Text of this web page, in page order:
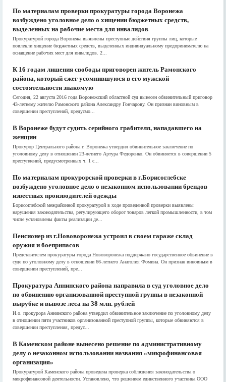
По материалам проверки прокуратуры города Воронежа
возбуждено уголовное дело о хищении бюджетных средств,
выделенных на рабочие места для инвалидов
Прокуратурой города Воронежа выявлены преступные действия группы лиц, которые
повлекли хищение бюджетных средств, выделенных индивидуальному предпринимателю на
оснащение рабочих мест для инвалидов. 2...
К 16 годам лишения свободы приговорен житель Рамонского
района, который сжег усомнившуюся в его мужской
состоятельности знакомую
Сегодня, 22 августа 2016 года Воронежский областной суд вынесен обвинительный приговор
43-летнему жителю Рамонского района Александру Гончарову. Он признан виновным в
совершении преступлений, предусмо...
В Воронеже будут судить серийного грабителя, нападавшего на
женщин
Прокурор Центрального района г. Воронежа утвердил обвинительное заключение по
уголовному делу в отношении 23-летнего Артура Федоренко. Он обвиняется в совершении 5
преступлений, предусмотренных ч. 1 с...
По материалам прокурорской проверки в г.Борисоглебске
возбуждено уголовное дело о незаконном использовании брендов
известных производителей одежды
Борисоглебской межрайонной прокуратурой в ходе проведенной проверки выявлены
нарушения законодательства, регулирующего оборот товаров легкой промышленности, в том
числе установлены факты реализации де...
Пенсионер из г.Нововоронежа устроил в своем гараже склад
оружия и боеприпасов
Представителем прокуратуры города Нововоронежа поддержано государственное обвинение в
суде по уголовному делу в отношении 66-летнего Анатолия Фомина. Он признан виновным в
совершении преступлений, пре...
Прокуратура Аннинского района направила в суд уголовное дело
по обвинению организованной преступной группы в незаконной
вырубке и вывозе леса на 38 млн. рублей
И.о. прокурора Аннинского района утвердил обвинительное заключение по уголовному делу
в отношении пяти участников организованной преступной группы, которые обвиняются в
совершении преступления, предус...
В Каменском районе вынесено решение по административному
делу о незаконном использовании названия «микрофинансовая
организация»
Прокуратурой Каменского района проведена проверка соблюдения законодательства о
микрофинансовой деятельности. Установлено, что решением единственного участника ООО